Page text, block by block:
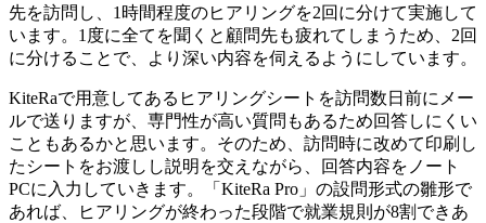
先を訪問し、1時間程度のヒアリングを2回に分けて実施して
います。1度に全てを聞くと顧問先も疲れてしまうため、2回
に分けることで、より深い内容を伺えるようにしています。
KiteRaで用意してあるヒアリングシートを訪問数日前にメー
ルで送りますが、専門性が高い質問もあるため回答しにくい
こともあるかと思います。そのため、訪問時に改めて印刷し
たシートをお渡しし説明を交えながら、回答内容をノート
PCに入力していきます。
「KiteRa Pro」の設問形式の雛形で
あれば、ヒアリングが終わった段階で就業規則が8割できあ